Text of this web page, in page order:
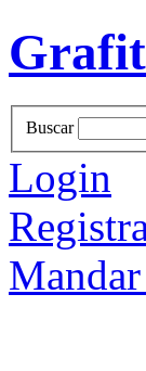
Buscar
Login